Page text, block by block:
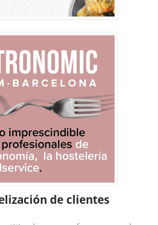
de clientes